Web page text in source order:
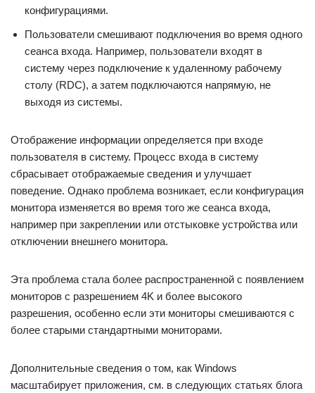
конфигурациями.
Пользователи смешивают подключения во время одного
сеанса входа. Например, пользователи входят в
систему через подключение к удаленному рабочему
столу (RDC), а затем подключаются напрямую, не
выходя из системы.
Отображение информации определяется при входе
пользователя в систему. Процесс входа в систему
сбрасывает отображаемые сведения и улучшает
поведение. Однако проблема возникает, если конфигурация
монитора изменяется во время того же сеанса входа,
например при закреплении или отстыковке устройства или
отключении внешнего монитора.
Эта проблема стала более распространенной с появлением
мониторов с разрешением 4K и более высокого
разрешения, особенно если эти мониторы смешиваются с
более старыми стандартными мониторами.
Дополнительные сведения о том, как Windows
масштабирует приложения, см. в следующих статьях блога